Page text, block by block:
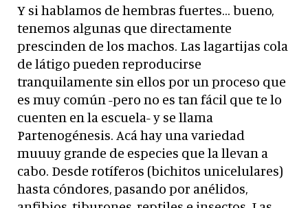
Y si hablamos de hembras fuertes… bueno,
tenemos algunas que directamente
prescinden de los machos. Las lagartijas cola
de látigo pueden reproducirse
tranquilamente sin ellos por un proceso que
es muy común -pero no es tan fácil que te lo
cuenten en la escuela- y se llama
Partenogénesis. Acá hay una variedad
muuuy grande de especies que la llevan a
cabo. Desde rotíferos (bichitos unicelulares)
hasta cóndores, pasando por anélidos,